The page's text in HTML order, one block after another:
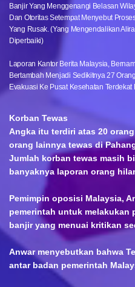
Banjir Yang Menggenangi Belasan
Dan Otoritas Setempat Menyebut
Yang Rusak. (yang Mengendalikan
Diperbaiki)
Laporan Kantor Berita Malaysia,
Bertambah Menjadi Sedikitnya 27
Evakuasi Ke Pusat Kesehatan
Korban Tewas
Angka itu terdiri atas 20
orang lainnya tewas di
Jumlah korban tewas masih
banyaknya laporan orang
Pemimpin oposisi Malaysia,
pemerintah untuk melakukan
banjir yang menuai kritikan
Anwar menyebutkan bahwa
antar badan pemerintah